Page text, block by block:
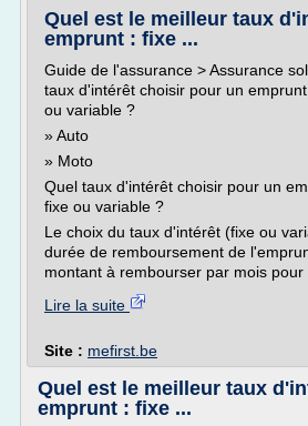
Quel est le meilleur taux
emprunt : fixe ...
Guide de l'assurance > Assurance
taux d'intérêt choisir pour un
ou variable ?
» Auto
» Moto
Quel taux d'intérêt choisir pour un
fixe ou variable ?
Le choix du taux d'intérêt (fixe ou
durée de remboursement de
montant à rembourser par mois pour
Lire la suite
Site : mefirst.be
Quel est le meilleur taux
emprunt : fixe ...